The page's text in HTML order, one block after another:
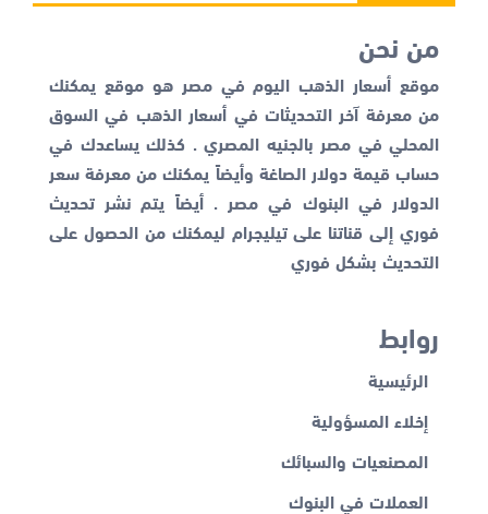
من نحن
موقع أسعار الذهب اليوم في مصر هو موقع يمكنك
من معرفة آخر التحديثات في أسعار الذهب في السوق
المحلي في مصر بالجنيه المصري . كذلك يساعدك في
حساب قيمة دولار الصاغة وأيضاً يمكنك من معرفة سعر
الدولار في البنوك في مصر . أيضاً يتم نشر تحديث
فوري إلى قناتنا على تيليجرام ليمكنك من الحصول على
التحديث بشكل فوري
روابط
الرئيسية
إخلاء المسؤولية
المصنعيات والسبائك
العملات في البنوك